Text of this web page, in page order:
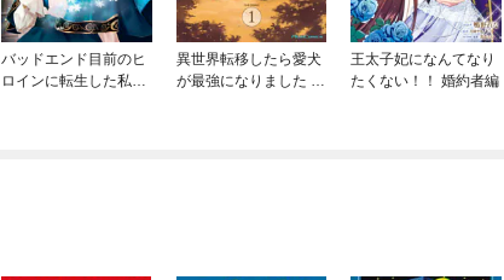
バッドエンド目前のヒ
ロインに転生した私、
異世界転移したら愛犬
が最強になりました ～
王太子妃になんてなり
たくない！！ 婚約者編